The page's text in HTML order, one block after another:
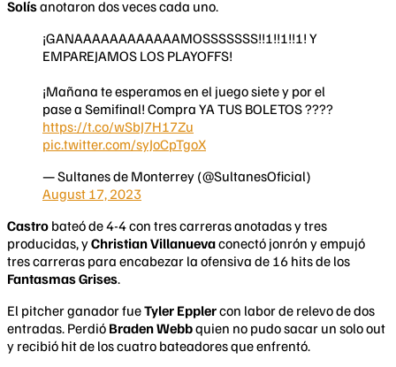
Solísanotaron dos veces cada uno.
¡GANAAAAAAAAAAAAMOSSSSSSS!!!!!!!!!! Y
EMPAREJAMOS LOS PLAYOFFS!
¡Mañana te esperamos en el juego siete y por el
pase a Semifinal! Compra YA TUS BOLETOS ????
https://t.co/wSbJ7H17Zu
pic.twitter.com/syJoCpTgoX
— Sultanes de Monterrey (@SultanesOficial)
August 17, 2023
Castro bateó de 4-4 con tres carreras anotadas y tres
producidas, yChristian Villanuevaconectó jonrón y empujó
tres carreras para encabezar la ofensiva de 16 hits de los
Fantasmas Grises.
El pitcher ganador fueTyler Epplercon labor de relevo de dos
entradas. Perdió Braden Webbquien no pudo sacar un solo out
y recibió hit de los cuatro bateadores que enfrentó.